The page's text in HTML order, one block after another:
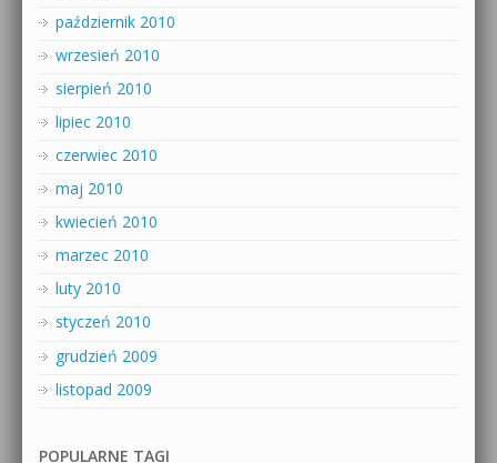
październik 2010
wrzesień 2010
sierpień 2010
lipiec 2010
czerwiec 2010
maj 2010
kwiecień 2010
marzec 2010
luty 2010
styczeń 2010
grudzień 2009
listopad 2009
POPULARNE TAGI